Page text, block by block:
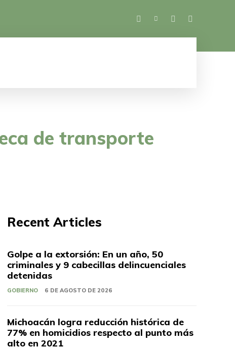
de transporte
Recent Articles
Golpe a la extorsión: En un año, 50
criminales y 9 cabecillas delincuenciales
detenidas
GOBIERNO 6 DE AGOSTO DE 2026
Michoacán logra reducción histórica de
77% en homicidios respecto al punto más
alto en 2021